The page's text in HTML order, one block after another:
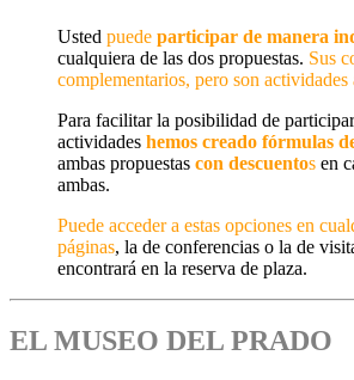
Usted puede participar de manera
cualquiera de las dos propuestas. Sus
complementarios, pero son actividades
Para facilitar la posibilidad de
actividades hemos creado fórmulas
ambas propuestas con descuentos en
ambas.
Puede acceder a estas opciones en
páginas, la de conferencias o la de
encontrará en la reserva de plaza.
EL MUSEO DEL PRADO